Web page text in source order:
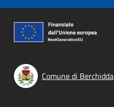
Comune di Berchidda